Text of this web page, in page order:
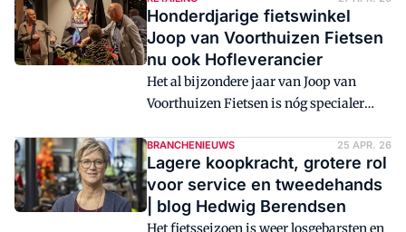
Met een geschiedenis die teruggaat tot
1892, ademt Gazelle vakmanschap en
innovatie. Na VanRaam en Pirelli is
Gazelle het derde bedrijf dat we bezoeken
in onze nieuwe serie 'Op de
Honderdjarige fietswinkel
Joop van Voorthuizen Fietsen
nu ook Hofleverancier
Het al bijzondere jaar van Joop van
Voorthuizen Fietsen is nóg specialer
honderdjarig bestaan kreeg de kersverse
Tweewielerwinkel van het Jaar uit
Renswoude het Predicaat Hofleverancier
uitgereikt. De locoburgemeester van
BRANCHENIEUWS 25 APR. 26
Lagere koopkracht, grotere rol
voor service en tweedehands
| blog Hedwig Berendsen
Het fietsseizoen is weer losgebarsten en